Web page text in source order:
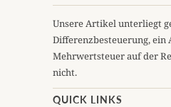
Unsere Artikel unterliegt
Differenzbesteuerung, ein
Mehrwertsteuer auf der
nicht.
QUICK LINKS